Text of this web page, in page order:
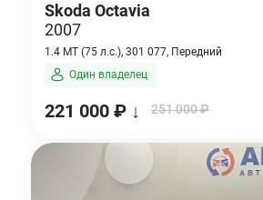
Skoda Octavia
2007
1.4 MT (75 л.с.), 301 077, Передний
Один владелец
221 000 ₽ ↓ 251 000 ₽